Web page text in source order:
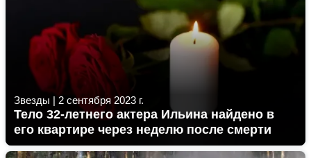
Звезды | 2 сентября 2023 г.
Тело 32-летнего актера Ильина найдено в
его квартире через неделю после смерти